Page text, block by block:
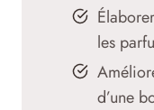
les
d’une